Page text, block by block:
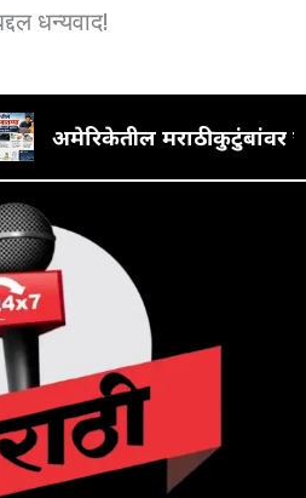
धन्यवाद!
अमेरिकेतील मराठी कुटुंबांवर